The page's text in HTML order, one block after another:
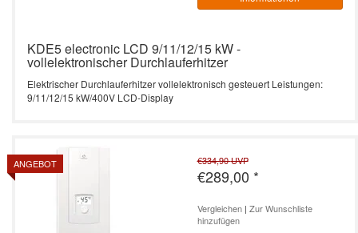
KDE5 electronic LCD 9/11/12/15 kW -
vollelektronischer Durchlauferhitzer
Elektrischer Durchlauferhitzer vollelektronisch gesteuert Leistungen:
9/11/12/15 kW/400V LCD-Display
ANGEBOT €334,90UVP
€289,00 *
Vergleichen| Zur Wunschliste
hinzufügen